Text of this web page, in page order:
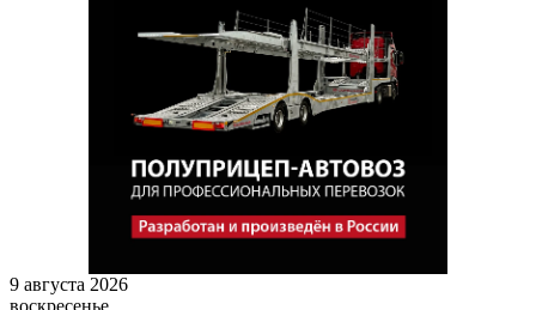
9 августа 2026
воскресенье